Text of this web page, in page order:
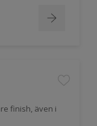
finish, även i